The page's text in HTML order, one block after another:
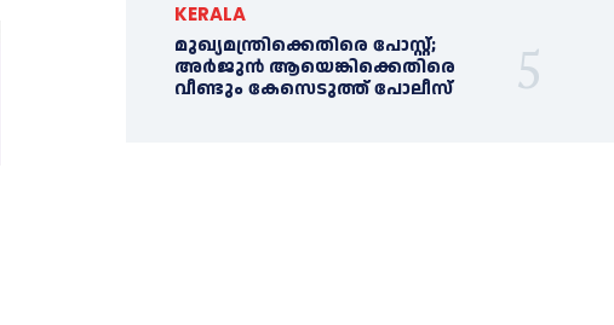
KERALA
മുഖ്യമന്ത്രിക്കെതിരെ പോസ്റ്റ്;
അര്‍ജുൻ ആയെങ്കിക്കെതിരെ
വീണ്ടും കേസെടുത്ത് പോലീസ്